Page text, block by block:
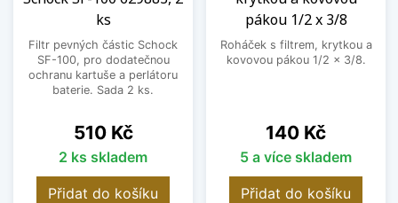
ks
Filtr pevných částic Schock
SF-100, pro dodatečnou
ochranu kartuše a perlátoru
baterie. Sada 2 ks.
Cena
510 Kč
2 ks skladem
Přidat do košíku
pákou 1/2 x 3/8
Roháček s filtrem, krytkou a
kovovou pákou 1/2 x 3/8.
Cena
140 Kč
5 a více skladem
Přidat do košíku